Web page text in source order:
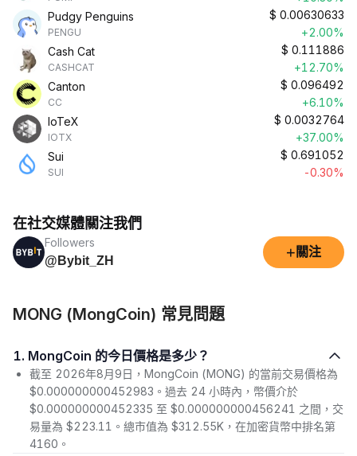
Pudgy Penguins
PENGU
$ 0.00630633
+2.00%
Cash Cat
CASHCAT
$ 0.111886
+12.70%
Canton
CC
$ 0.096492
+6.10%
IoTeX
IOTX
$ 0.0032764
+37.00%
Sui
SUI
$ 0.691052
-0.30%
在社交媒體關注我們
Followers
@Bybit_ZH
+ 關注
MONG (MongCoin) 常見問題
1. MongCoin 的今日價格是多少？
截至 2026年8月9日，MongCoin (MONG) 的當前交易價格為
$0.000000000452983。過去 24 小時內，幣價介於
$0.000000000452335 至 $0.000000000456241 之間，交
易量為 $223.11。總市值為 $312.55K，在加密貨幣中排名第
4160。